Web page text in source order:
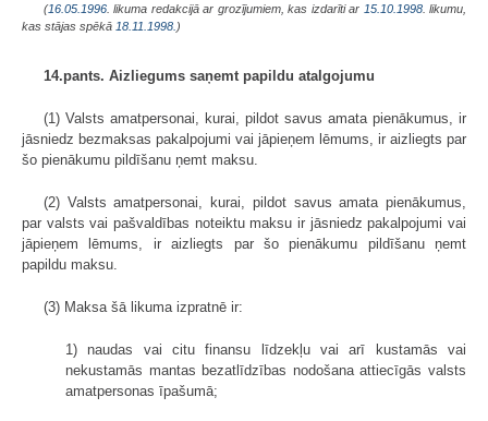
(16.05.1996 . likuma redakcijā ar grozījumiem, kas izdarīti ar 15.10.1998. likumu,
kas stājas spēkā 18.11.1998. )
14.pants. Aizliegums saņemt papildu atalgojumu
(1) Valsts amatpersonai, kurai, pildot savus amata pienākumus, ir
jāsniedz bezmaksas pakalpojumi vai jāpieņem lēmums, ir aizliegts par
šo pienākumu pildīšanu ņemt maksu.
(2) Valsts amatpersonai, kurai, pildot savus amata pienākumus,
par valsts vai pašvaldības noteiktu maksu ir jāsniedz pakalpojumi vai
jāpieņem lēmums, ir aizliegts par šo pienākumu pildīšanu ņemt
papildu maksu.
(3) Maksa šā likuma izpratnē ir:
1) naudas vai citu finansu līdzekļu vai arī kustamās vai
nekustamās mantas bezatlīdzības nodošana attiecīgās valsts
amatpersonas īpašumā;